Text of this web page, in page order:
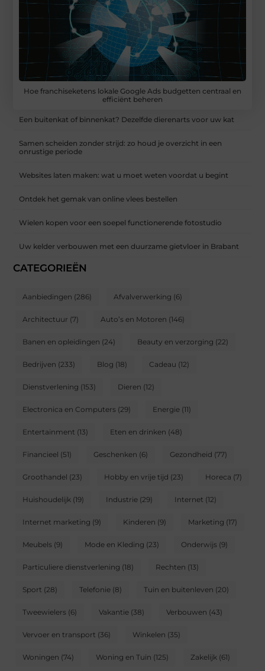
Hoe franchiseketens lokale Google Ads budgetten centraal en
efficiënt beheren
Een buitenkat of binnenkat? Dezelfde dierenarts voor uw kat
Samen scheiden zonder strijd: zo houd je overzicht in een
onrustige periode
Websites laten maken: wat u moet weten voordat u begint
Ontdek het gemak van online vlees bestellen
Wielen kopen voor een soepel functionerende fotostudio
Uw kelder verbouwen met een duurzame gietvloer in Brabant
CATEGORIEËN
Aanbiedingen (286) Afvalverwerking (6)
Architectuur (7) Auto’s en Motoren (146)
Banen en opleidingen (24) Beauty en verzorging (22)
Bedrijven (233) Blog (18) Cadeau (12)
Dienstverlening (153) Dieren (12)
Electronica en Computers (29) Energie (11)
Entertainment (13) Eten en drinken (48)
Financieel (51) Geschenken (6) Gezondheid (77)
Groothandel (23) Hobby en vrije tijd (23) Horeca (7)
Huishoudelijk (19) Industrie (29) Internet (12)
Internet marketing (9) Kinderen (9) Marketing (17)
Meubels (9) Mode en Kleding (23) Onderwijs (9)
Particuliere dienstverlening (18) Rechten (13)
Sport (28) Telefonie (8) Tuin en buitenleven (20)
Tweewielers (6) Vakantie (38) Verbouwen (43)
Vervoer en transport (36) Winkelen (35)
Woningen (74) Woning en Tuin (125) Zakelijk (61)